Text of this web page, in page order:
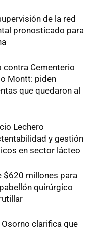
de la red
pronosticado para
contra Cementerio
Montt: piden
que quedaron al
Lechero
y gestión
en sector lácteo
$620 millones para
quirúrgico
clarifica que